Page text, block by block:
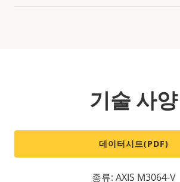
기술 사양
데이터시트(PDF)
종류: AXIS M3064-V